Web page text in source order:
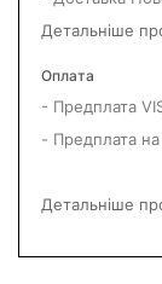
Детальніше
Оплата
- Предплата
- Предплата
Детальніше